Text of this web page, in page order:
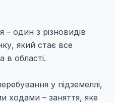
– один з різновидів
який стає все
в області.
у підземеллі,
ходами – заняття, яке